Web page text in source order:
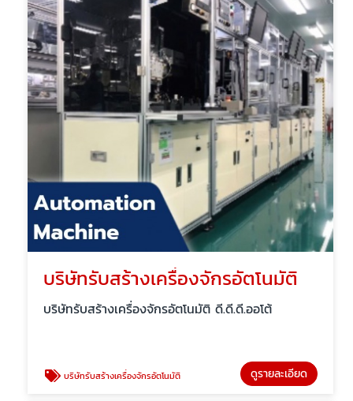
บริษัทรับสร้างเครื่องจักรอัตโนมัติ
บริษัทรับสร้างเครื่องจักรอัตโนมัติ ดี.ดี.ดี.ออโต้
บริษัทรับสร้างเครื่องจักรอัตโนมัติ ดูรายละเอียด